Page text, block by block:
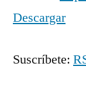
Descargar
Suscríbete: